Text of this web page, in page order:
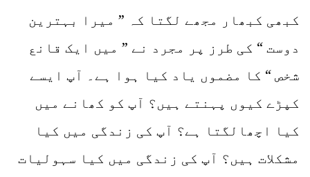
کبھی کبھار مجھے لگتا کہ ” میرا بہترین
دوست “ کی طرز پر مجرد نے ” میں ایک قانع
شخص “ کا مضموں یاد کیا ہوا ہے۔ آپ ایسے
کپڑے کیوں پہنتے ہیں؟ آپ کو کھانے میں
کیا اچھالگتا ہے؟ آپ کی زندگی میں کیا
مشکلات ہیں؟ آپ کی زندگی میں کیا سہولیات